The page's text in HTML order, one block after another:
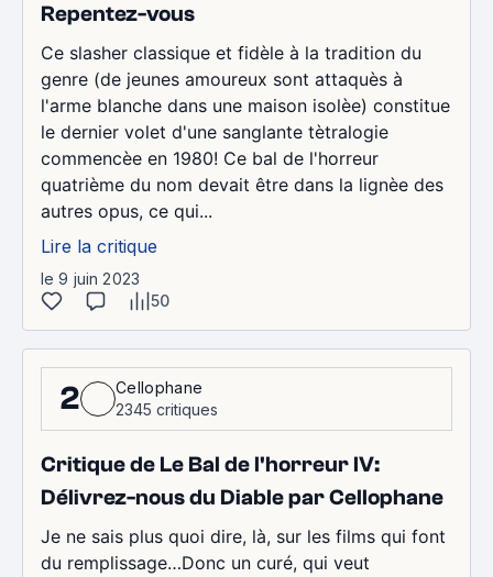
Repentez-vous
Ce slasher classique et fidèle à la tradition du
genre (de jeunes amoureux sont attaquès à
l'arme blanche dans une maison isolèe) constitue
le dernier volet d'une sanglante tètralogie
commencèe en 1980! Ce bal de l'horreur
quatrième du nom devait être dans la lignèe des
autres opus, ce qui...
Lire la critique
le 9 juin 2023
50
2
Cellophane
2345 critiques
Critique de Le Bal de l'horreur IV:
Délivrez-nous du Diable par Cellophane
Je ne sais plus quoi dire, là, sur les films qui font
du remplissage…Donc un curé, qui veut